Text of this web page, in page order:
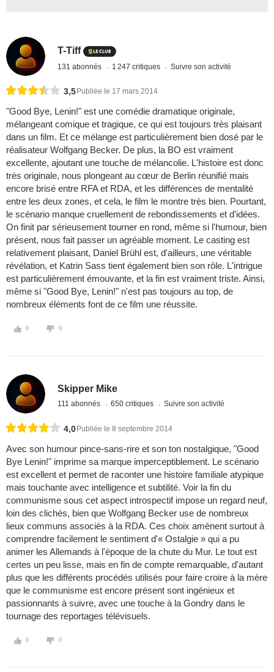
T-Tiff
131 abonnés 1 247 critiques Suivre son activité
3,5 Publiée le 17 mars 2014
"Good Bye, Lenin!" est une comédie dramatique originale,
mélangeant comique et tragique, ce qui est toujours très plaisant
dans un film. Et ce mélange est particulièrement bien dosé par le
réalisateur Wolfgang Becker. De plus, la BO est vraiment
excellente, ajoutant une touche de mélancolie. L'histoire est donc
très originale, nous plongeant au cœur de Berlin réunifié mais
encore brisé entre RFA et RDA, et les différences de mentalité
entre les deux zones, et cela, le film le montre très bien. Pourtant,
le scénario manque cruellement de rebondissements et d'idées.
On finit par sérieusement tourner en rond, même si l'humour, bien
présent, nous fait passer un agréable moment. Le casting est
relativement plaisant, Daniel Brühl est, d'ailleurs, une véritable
révélation, et Katrin Sass tient également bien son rôle. L'intrigue
est particulièrement émouvante, et la fin est vraiment triste. Ainsi,
même si "Good Bye, Lenin!" n'est pas toujours au top, de
nombreux éléments font de ce film une réussite.
0 0
Skipper Mike
111 abonnés 650 critiques Suivre son activité
4,0 Publiée le 8 septembre 2014
Avec son humour pince-sans-rire et son ton nostalgique, "Good
Bye Lenin!" imprime sa marque imperceptiblement. Le scénario
est excellent et permet de raconter une histoire familiale atypique
mais touchante avec intelligence et subtilité. Voir la fin du
communisme sous cet aspect introspectif impose un regard neuf,
loin des clichés, bien que Wolfgang Becker use de nombreux
lieux communs associés à la RDA. Ces choix amènent surtout à
comprendre facilement le sentiment d'« Ostalgie » qui a pu
animer les Allemands à l'époque de la chute du Mur. Le tout est
certes un peu lisse, mais en fin de compte remarquable, d'autant
plus que les différents procédés utilisés pour faire croire à la mère
que le communisme est encore présent sont ingénieux et
passionnants à suivre, avec une touche à la Gondry dans le
tournage des reportages télévisuels.
0 0